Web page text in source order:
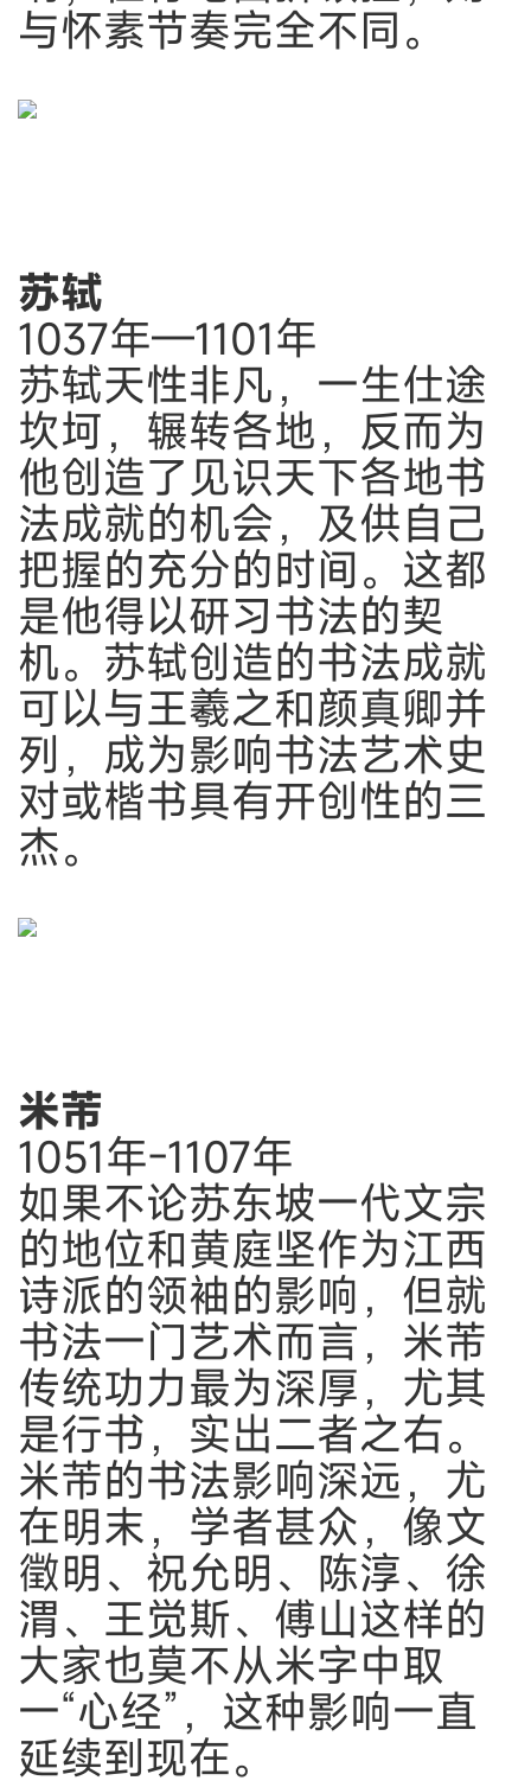
与怀素节奏完全不同。
苏轼
1037年—1101年
苏轼天性非凡，一生仕途
坎坷，辗转各地，反而为
他创造了见识天下各地书
法成就的机会，及供自己
把握的充分的时间。这都
是他得以研习书法的契
机。苏轼创造的书法成就
可以与王羲之和颜真卿并
列，成为影响书法艺术史
对或楷书具有开创性的三
杰。
米芾
1051年-1107年
如果不论苏东坡一代文宗
的地位和黄庭坚作为江西
诗派的领袖的影响，但就
书法一门艺术而言，米芾
传统功力最为深厚，尤其
是行书，实出二者之右。
米芾的书法影响深远，尤
在明末，学者甚众，像文
徵明、祝允明、陈淳、徐
渭、王觉斯、傅山这样的
大家也莫不从米字中取
一“心经”，这种影响一直
延续到现在。